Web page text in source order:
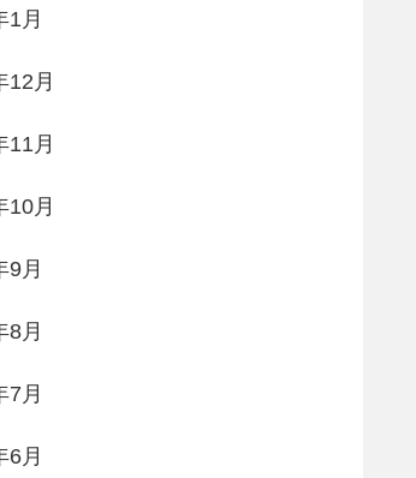
1月
12月
11月
10月
9月
8月
7月
6月